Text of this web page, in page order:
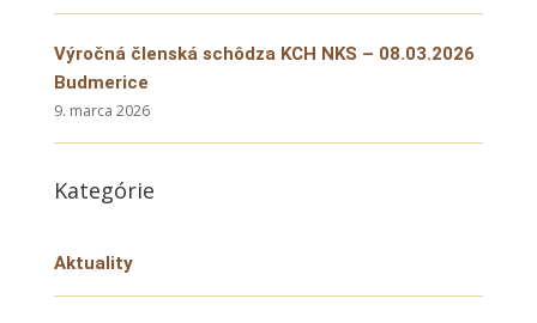
Výročná členská schôdza KCH NKS – 08.03.2026
Budmerice
9. marca 2026
Kategórie
Aktuality